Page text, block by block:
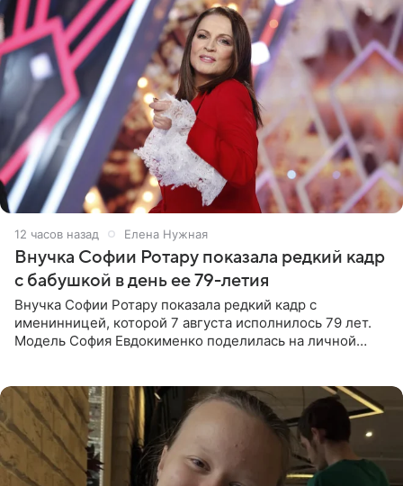
12 часов назад Елена Нужная
Внучка Софии Ротару показала редкий кадр
с бабушкой в день ее 79-летия
Внучка Софии Ротару показала редкий кадр с
именинницей, которой 7 августа исполнилось 79 лет.
Модель София Евдокименко поделилась на личной